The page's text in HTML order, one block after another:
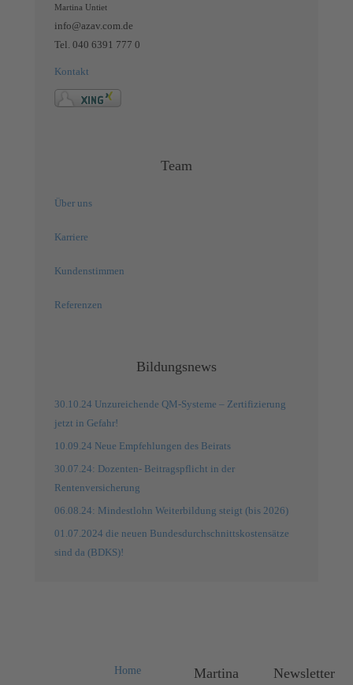
Martina Untiet
info@azav.com.de
Tel. 040 6391 777 0
Kontakt
Team
Über uns
Karriere
Kundenstimmen
Referenzen
Bildungsnews
30.10.24 Unzureichende QM-Systeme – Zertifizierung
jetzt in Gefahr!
10.09.24 Neue Empfehlungen des Beirats
30.07.24: Dozenten- Beitragspflicht in der
Rentenversicherung
06.08.24: Mindestlohn Weiterbildung steigt (bis 2026)
01.07.2024 die neuen Bundesdurchschnittskostensätze
sind da (BDKS)!
Home
Martina
Newsletter